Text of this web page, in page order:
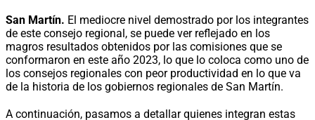
San Martín. El mediocre nivel demostrado por los integrantes
de este consejo regional, se puede ver reflejado en los
magros resultados obtenidos por las comisiones que se
conformaron en este año 2023, lo que lo coloca como uno de
los consejos regionales con peor productividad en lo que va
de la historia de los gobiernos regionales de San Martín.
A continuación, pasamos a detallar quienes integran estas